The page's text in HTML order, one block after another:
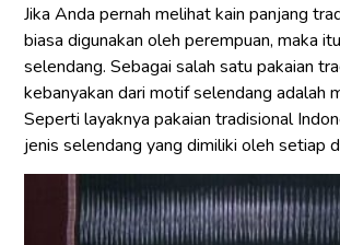
Jika Anda pernah melihat kain panjang
biasa digunakan oleh perempuan, maka
selendang. Sebagai salah satu pakaian
kebanyakan dari motif selendang adalah
Seperti layaknya pakaian tradisional
jenis selendang yang dimiliki oleh setiap